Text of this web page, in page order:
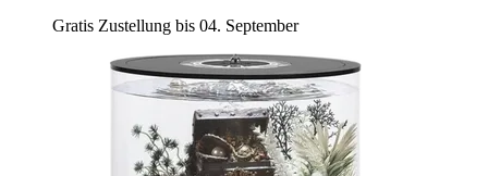
Gratis Zustellung bis 04. September